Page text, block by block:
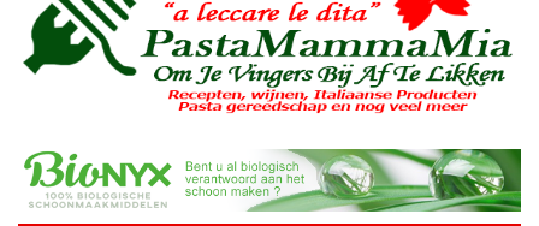
Pastamammamia
Pastarecepten om je vingers bij af te likken